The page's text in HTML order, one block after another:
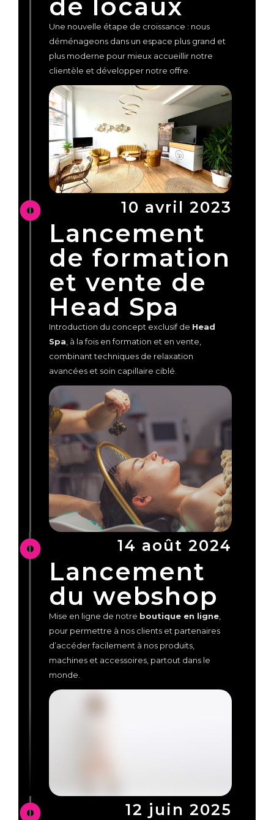
de locaux
Une nouvelle étape de croissance : nous
déménageons dans un espace plus grand et
plus moderne pour mieux accueillir notre
clientèle et développer notre offre.
10 avril 2023
Lancement
de formation
et vente de
Head Spa
Introduction du concept exclusif de Head
Spa , à la fois en formation et en vente,
combinant techniques de relaxation
avancées et soin capillaire ciblé.
14 août 2024
Lancement
du webshop
Mise en ligne de notre boutique en ligne
pour permettre à nos clients et partenaires
d’accéder facilement à nos produits,
machines et accessoires, partout dans le
monde.
12 juin 2025